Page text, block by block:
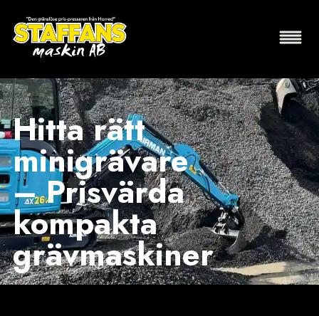
Hitta rätt
minigrävare
– Prisvärda
kompakta
grävmaskiner